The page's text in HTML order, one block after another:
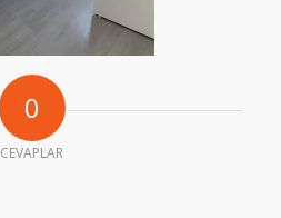
0
CEVAPLAR